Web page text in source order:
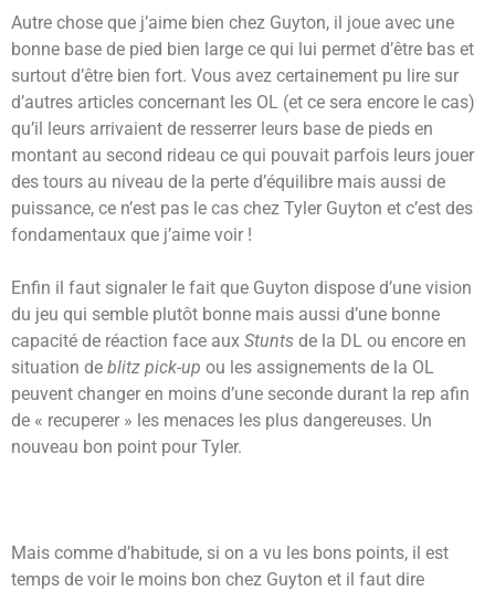
Autre chose que j’aime bien chez Guyton, il joue avec une
bonne base de pied bien large ce qui lui permet d’être bas et
surtout d’être bien fort. Vous avez certainement pu lire sur
d’autres articles concernant les OL (et ce sera encore le cas)
qu’il leurs arrivaient de resserrer leurs base de pieds en
montant au second rideau ce qui pouvait parfois leurs jouer
des tours au niveau de la perte d’équilibre mais aussi de
puissance, ce n’est pas le cas chez Tyler Guyton et c’est des
fondamentaux que j’aime voir !
Enfin il faut signaler le fait que Guyton dispose d’une vision
du jeu qui semble plutôt bonne mais aussi d’une bonne
capacité de réaction face aux Stunts de la DL ou encore en
situation de blitz pick-up ou les assignements de la OL
peuvent changer en moins d’une seconde durant la rep afin
de « recuperer » les menaces les plus dangereuses. Un
nouveau bon point pour Tyler.
Mais comme d’habitude, si on a vu les bons points, il est
temps de voir le moins bon chez Guyton et il faut dire